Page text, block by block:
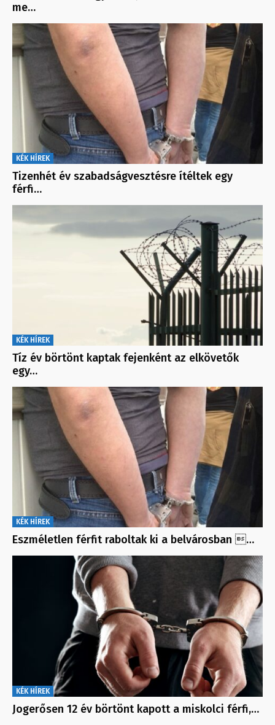
me…
KÉK HÍREK
Tizenhét év szabadságvesztésre ítéltek egy
férfi…
KÉK HÍREK
Tíz év börtönt kaptak fejenként az elkövetők
egy…
KÉK HÍREK
Eszméletlen férfit raboltak ki a belvárosban …
KÉK HÍREK
Jogerősen 12 év börtönt kapott a miskolci férfi,…